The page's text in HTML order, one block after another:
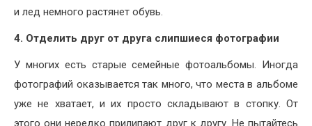
и лед немного растянет обувь.
4. Отделить друг от друга слипшиеся фотографии
У многих есть старые семейные фотоальбомы. Иногда
фотографий оказывается так много, что места в альбоме
уже не хватает, и их просто складывают в стопку. От
этого они нередко прилипают друг к другу. Не пытайтесь